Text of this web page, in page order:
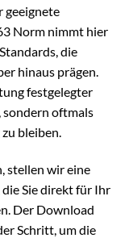
geeignete
Norm nimmt hier
die
hinaus prägen.
festgelegter
oftmals
bleiben.
stellen wir eine
Sie direkt für Ihr
Der Download
Schritt, um die